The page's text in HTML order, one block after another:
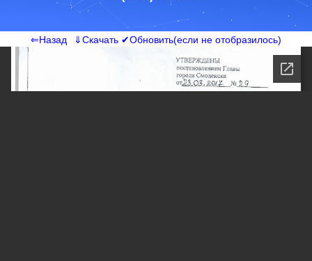
⇐Назад ⇓Скачать ✔Обновить(если не отобразилось)